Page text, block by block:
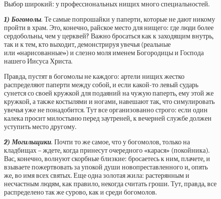
Выбор широкий: у профессиональных нищих много специальностей.
1) Богомолы. Те самые попрошайки у паперти, которые не дают никому
пройти в храм. Это, конечно, райское место для нищего: где люди более
сердобольны, чем у церквей? Важно бросаться как к заходящим внутрь,
так и к тем, кто выходит, демонстрируя увечья (реальные
или «нарисованные») и слезно моля именем Богородицы и Господа
нашего Иисуса Христа.
Правда, пустят в богомолы не каждого: артели нищих жестко
распределяют паперти между собой, и если какой-то левый сударь
сунется со своей кружкой для подаяний на чужую паперть, ему этой же
кружкой, а также костылями и ногами, навешают так, что симулировать
увечья уже не понадобится. Тут все организованно строго: если один
калека просит милостыню перед заутреней, к вечерней службе должен
уступить место другому.
2) Могильщики. Почти то же самое, что у богомолов, только на
кладбищах – ждете, когда принесут очередного «карася» (покойника).
Вас, конечно, волнуют скорбные близкие: бросаетесь к ним, плачете, и
взываете пожертвовать за упокой души новопреставленного и, опять
же, во имя всех святых. Еще одна золотая жила: растерянным и
несчастным людям, как правило, некогда считать гроши. Тут, правда, все
распределено так же сурово, как и среди богомолов.